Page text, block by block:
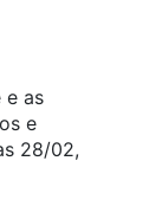
e as
e
28/02,